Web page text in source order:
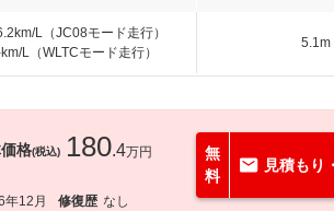
L（JC08モード走行）
L（WLTCモード走行）
5.1m
格(税込) 180.4万円
年12月 修復歴 なし
無
料
見積もり